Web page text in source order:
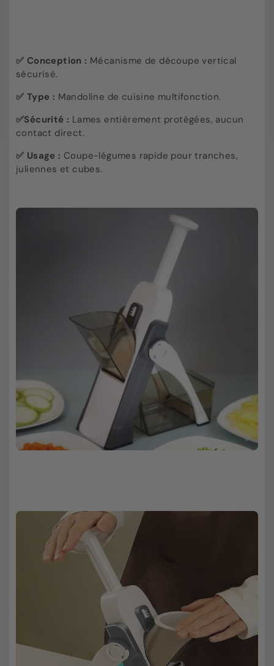
✅ Conception : Mécanisme de découpe vertical
sécurisé.
✅ Type : Mandoline de cuisine multifonction.
✅Sécurité : Lames entièrement protégées, aucun
contact direct.
✅ Usage : Coupe-légumes rapide pour tranches,
juliennes et cubes.